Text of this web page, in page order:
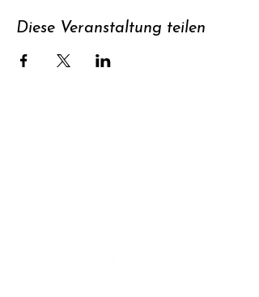
Diese Veranstaltung teilen